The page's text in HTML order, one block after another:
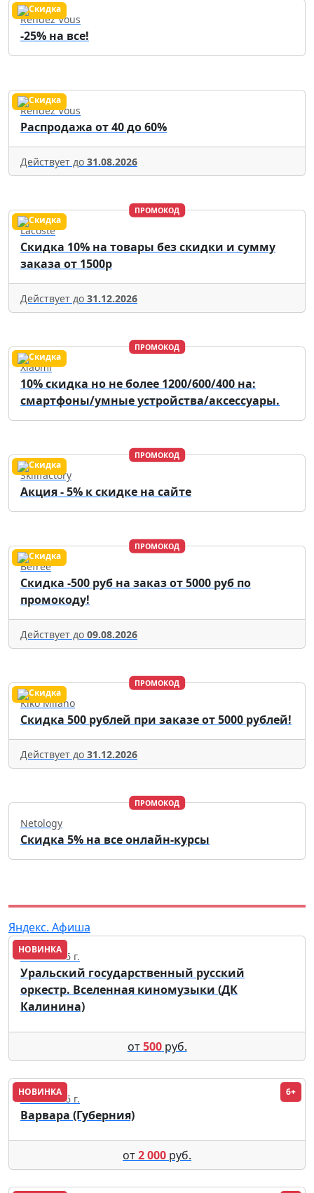
Rendez Vous
-25% на все!
Rendez Vous
Распродажа от 40 до 60%
Действует до 31.08.2026
ПРОМОКОД
Lacoste
Скидка 10% на товары без скидки и сумму
заказа от 1500р
Действует до 31.12.2026
ПРОМОКОД
Xiaomi
10% скидка но не более 1200/600/400 на:
смартфоны/умные устройства/аксессуары.
ПРОМОКОД
Skillfactory
Акция - 5% к скидке на сайте
ПРОМОКОД
Befree
Скидка -500 руб на заказ от 5000 руб по
промокоду!
Действует до 09.08.2026
ПРОМОКОД
Kiko Milano
Скидка 500 рублей при заказе от 5000 рублей!
Действует до 31.12.2026
ПРОМОКОД
Netology
Скидка 5% на все онлайн-курсы
Яндекс. Афиша
НОВИНКА
03.10.2026 г.
Уральский государственный русский
оркестр. Вселенная киномузыки (ДК
Калинина)
от500руб.
НОВИНКА 6+
12.11.2026 г.
Варвара (Губерния)
от2 000 руб.